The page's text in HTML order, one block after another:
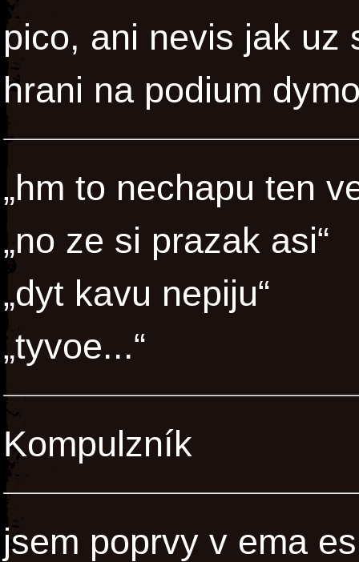
pico, ani nevis jak uz
hrani na podium
„hm to nechapu ten
„no ze si prazak asi“
„dyt kavu nepiju“
„tyvoe...“
Kompulzník
jsem poprvy v ema